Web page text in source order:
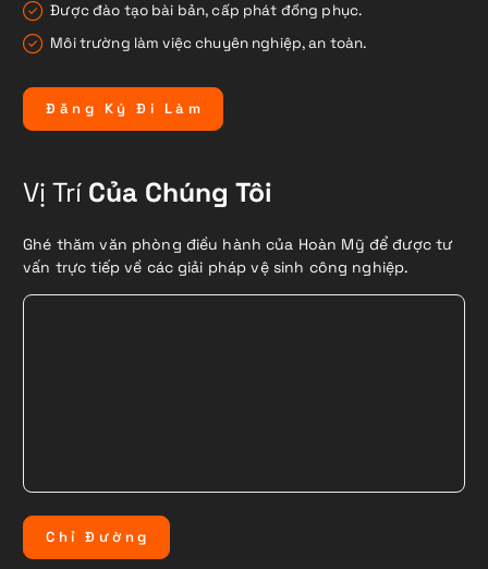
Được đào tạo bài bản, cấp phát đồng phục.
Môi trường làm việc chuyên nghiệp, an toàn.
Đ ă n g Ký Đ i L à m
Vị TríCủa Chúng Tôi
Ghé thăm văn phòng điều hành của Hoàn Mỹ để được tư
vấn trực tiếp về các giải pháp vệ sinh công nghiệp.
C hỉ Đ ườ ng